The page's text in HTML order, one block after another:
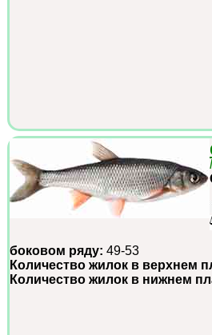
боковом ряду: 49-53
Количество жилок в верхнем
Количество жилок в нижнем